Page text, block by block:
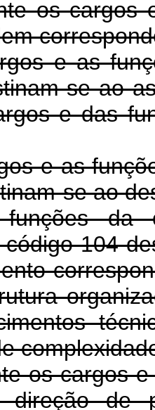
os cargos
e as
se ao
e das
e as
se ao
da
104
os cargos
de